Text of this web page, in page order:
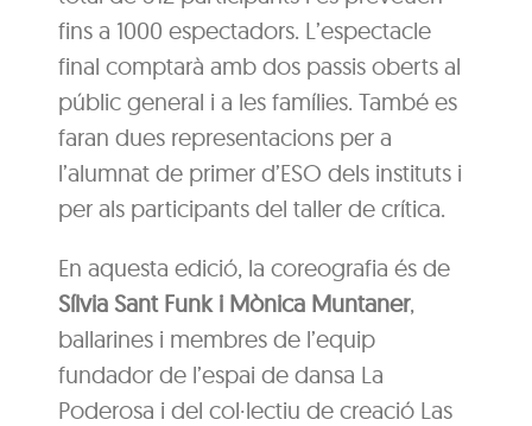
fins a 1000 espectadors. L’espectacle
final comptarà amb dos passis oberts al
públic general i a les famílies. També es
faran dues representacions per a
l’alumnat de primer d’ESO dels instituts i
per als participants del taller de crítica.
En aquesta edició, la coreografia és de
Sílvia Sant Funk i Mònica Muntaner,
ballarines i membres de l’equip
fundador de l’espai de dansa La
Poderosa i del col·lectiu de creació Las